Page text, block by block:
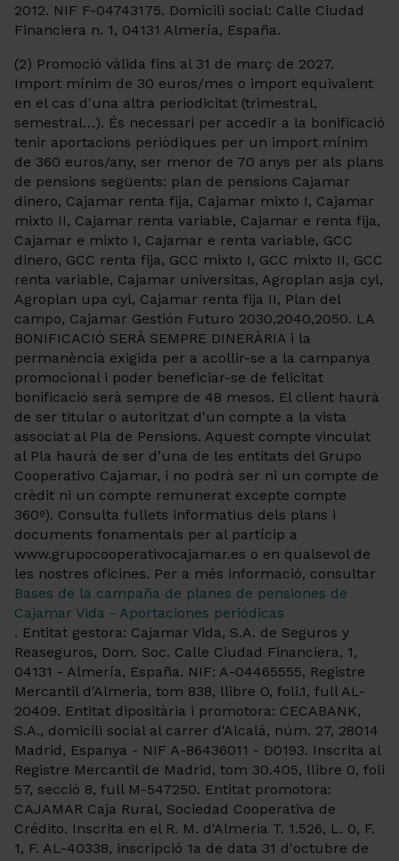
2012. NIF F-04743175. Domicili social: Calle Ciudad
Financiera n. 1, 04131 Almería, España.
(2) Promoció vàlida fins al 31 de març de 2027.
Import mínim de 30 euros/mes o import equivalent
en el cas d'una altra periodicitat (trimestral,
semestral…). És necessari per accedir a la bonificació
tenir aportacions periòdiques per un import mínim
de 360 euros/any, ser menor de 70 anys per als plans
de pensions següents: plan de pensions Cajamar
dinero, Cajamar renta fija, Cajamar mixto I, Cajamar
mixto II, Cajamar renta variable, Cajamar e renta fija,
Cajamar e mixto I, Cajamar e renta variable, GCC
dinero, GCC renta fija, GCC mixto I, GCC mixto II, GCC
renta variable, Cajamar universitas, Agroplan asja cyl,
Agroplan upa cyl, Cajamar renta fija II, Plan del
campo, Cajamar Gestión Futuro 2030,2040,2050. LA
BONIFICACIÓ SERÀ SEMPRE DINERÀRIA i la
permanència exigida per a acollir-se a la campanya
promocional i poder beneficiar-se de felicitat
bonificació serà sempre de 48 mesos. El client haurà
de ser titular o autoritzat d'un compte a la vista
associat al Pla de Pensions. Aquest compte vinculat
al Pla haurà de ser d'una de les entitats del Grupo
Cooperativo Cajamar, i no podrà ser ni un compte de
crèdit ni un compte remunerat excepte compte
360º). Consulta fullets informatius dels plans i
documents fonamentals per al partícip a
www.grupocooperativocajamar.es o en qualsevol de
les nostres oficines. Per a més informació, consultar
Bases de la campaña de planes de pensiones de
Cajamar Vida - Aportaciones periódicas
. Entitat gestora: Cajamar Vida, S.A. de Seguros y
Reaseguros, Dom. Soc. Calle Ciudad Financiera, 1,
04131 - Almería, España. NIF: A-04465555, Registre
Mercantil d'Almeria, tom 838, llibre O, foli.1, full AL-
20409. Entitat dipositària i promotora: CECABANK,
S.A., domicili social al carrer d'Alcalá, núm. 27, 28014
Madrid, Espanya - NIF A-86436011 - D0193. Inscrita al
Registre Mercantil de Madrid, tom 30.405, llibre 0, foli
57, secció 8, full M-547250. Entitat promotora:
CAJAMAR Caja Rural, Sociedad Cooperativa de
Crédito. Inscrita en el R. M. d'Almeria T. 1.526, L. 0, F.
1, F. AL-40338, inscripció 1a de data 31 d'octubre de